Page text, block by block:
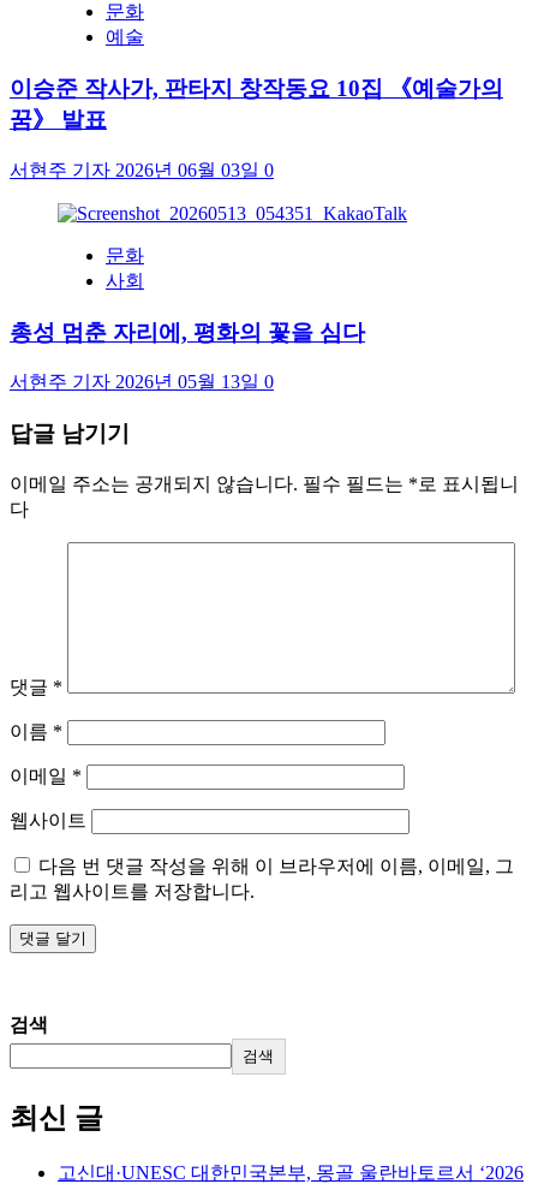
문화
예술
이승준 작사가, 판타지 창작동요 10집 《예술가의
꿈》 발표
서현주 기자 2026년 06월 03일 0
문화
사회
총성 멈춘 자리에, 평화의 꽃을 심다
서현주 기자 2026년 05월 13일 0
답글 남기기
이메일 주소는 공개되지 않습니다. 필수 필드는 *로 표시됩니
다
댓글 *
이름 *
이메일 *
웹사이트
다음 번 댓글 작성을 위해 이 브라우저에 이름, 이메일, 그
리고 웹사이트를 저장합니다.
검색
검색
최신 글
고신대·UNESC 대한민국본부, 몽골 울란바토르서 ‘2026